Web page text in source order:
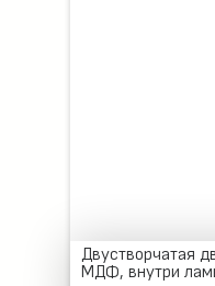
Двустворчатая
МДФ, внутри